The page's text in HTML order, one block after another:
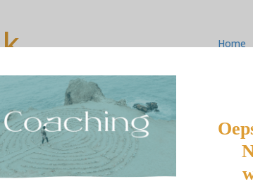
Home
HEEFT OOK